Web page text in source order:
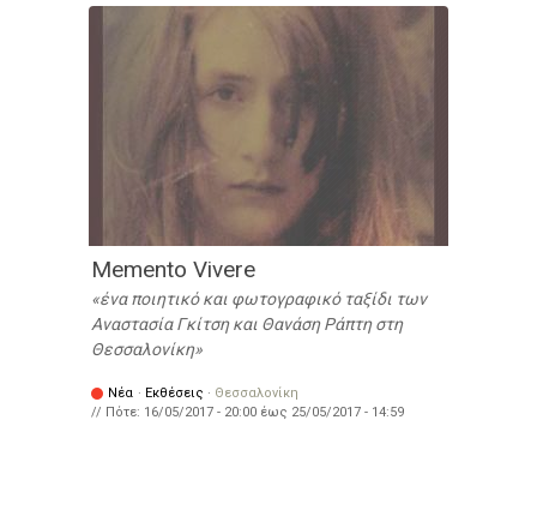
Memento Vivere
ένα ποιητικό και φωτογραφικό ταξίδι των
Αναστασία Γκίτση και Θανάση Ράπτη στη
Θεσσαλονίκη
Νέα · Εκθέσεις · Θεσσαλονίκη
// Πότε: 16/05/2017 - 20:00 έως 25/05/2017 - 14:59